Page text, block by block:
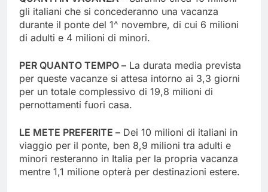
gli italiani che si concederanno una vacanza
durante il ponte del 1^ novembre, di cui 6 milioni
di adulti e 4 milioni di minori.
PER QUANTO TEMPO – La durata media prevista
per queste vacanze si attesa intorno ai 3,3 giorni
per un totale complessivo di 19,8 milioni di
pernottamenti fuori casa.
LE METE PREFERITE – Dei 10 milioni di italiani in
viaggio per il ponte, ben 8,9 milioni tra adulti e
minori resteranno in Italia per la propria vacanza
mentre 1,1 milione opterà per destinazioni estere.